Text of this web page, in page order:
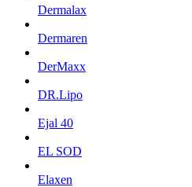
Dermalax
Dermaren
DerMaxx
DR.Lipo
Ejal 40
EL SOD
Elaxen